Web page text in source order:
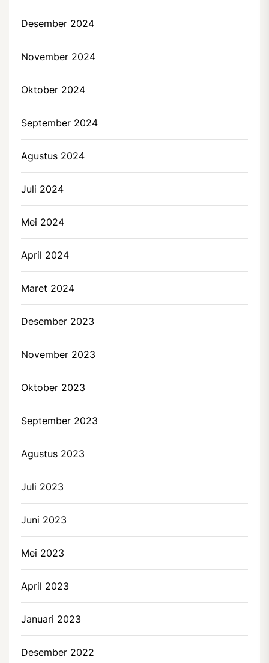
Desember 2024
November 2024
Oktober 2024
September 2024
Agustus 2024
Juli 2024
Mei 2024
April 2024
Maret 2024
Desember 2023
November 2023
Oktober 2023
September 2023
Agustus 2023
Juli 2023
Juni 2023
Mei 2023
April 2023
Januari 2023
Desember 2022